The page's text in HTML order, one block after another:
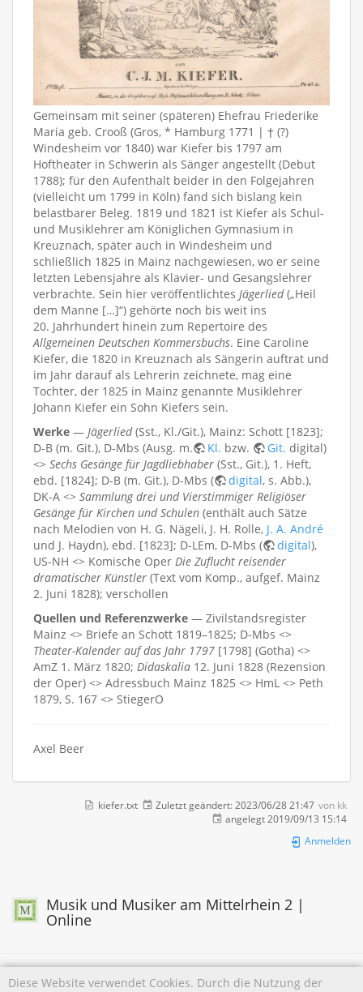
Gemeinsam mit seiner (späteren) Ehefrau Friederike
Maria geb. Crooß (Gros, * Hamburg 1771 | † (?)
Windesheim vor 1840) war Kiefer bis 1797 am
Hoftheater in Schwerin als Sänger angestellt (Debut
1788); für den Aufenthalt beider in den Folgejahren
(vielleicht um 1799 in Köln) fand sich bislang kein
belastbarer Beleg. 1819 und 1821 ist Kiefer als Schul-
und Musiklehrer am Königlichen Gymnasium in
Kreuznach, später auch in Windesheim und
schließlich 1825 in Mainz nachgewiesen, wo er seine
letzten Lebensjahre als Klavier- und Gesangslehrer
verbrachte. Sein hier veröffentlichtes Jägerlied(„Heil
dem Manne […]“) gehörte noch bis weit ins
20. Jahrhundert hinein zum Repertoire des
Allgemeinen Deutschen Kommersbuchs. Eine Caroline
Kiefer, die 1820 in Kreuznach als Sängerin auftrat und
im Jahr darauf als Lehrerin zeichnete, mag eine
Tochter, der 1825 in Mainz genannte Musiklehrer
Johann Kiefer ein Sohn Kiefers sein.
Werke — Jägerlied(Sst., Kl./Git.), Mainz: Schott [1823];
D-B (m. Git.), D-Mbs (Ausg. m.
Kl. bzw. Git. digital)
<> Sechs Gesänge für Jagdliebhaber (Sst., Git.), 1. Heft,
ebd. [1824]; D-B (m. Git.), D-Mbs (
digital, s. Abb.),
DK-A <> Sammlung drei und Vierstimmiger Religiöser
Gesänge für Kirchen und Schulen (enthält auch Sätze
nach Melodien von H. G. Nägeli, J. H. Rolle, J. A. André
und J. Haydn), ebd. [1823]; D-LEm, D-Mbs (
digital),
US-NH <> Komische Oper Die Zuflucht reisender
dramatischer Künstler (Text vom Komp., aufgef. Mainz
2. Juni 1828); verschollen
Quellen und Referenzwerke — Zivilstandsregister
Mainz <> Briefe an Schott 1819–1825; D-Mbs <>
Theater-Kalender auf das Jahr 1797 [1798] (Gotha) <>
AmZ 1. März 1820; Didaskalia 12. Juni 1828 (Rezension
der Oper) <> Adressbuch Mainz 1825 <> HmL <> Peth
1879, S. 167 <> StiegerO
Axel Beer
Diese Website verwendet Cookies. Durch die Nutzung der
kiefer.txt Zuletzt geändert:2023/06/28 21:47 von kk
angelegt2019/09/13 15:14
Anmelden
Musik und Musiker am Mittelrhein 2 |
Online